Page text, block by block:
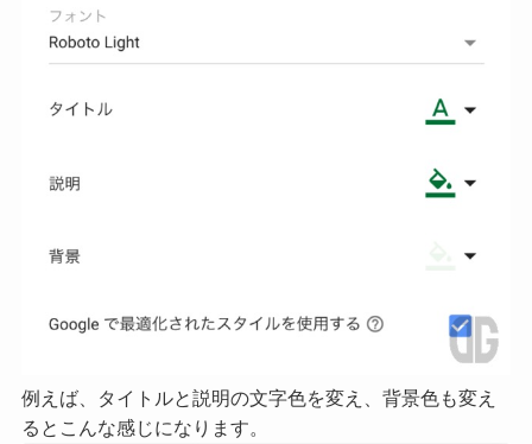
例えば、タイトルと説明の文字色を変え、背景色も変え
るとこんな感じになります。